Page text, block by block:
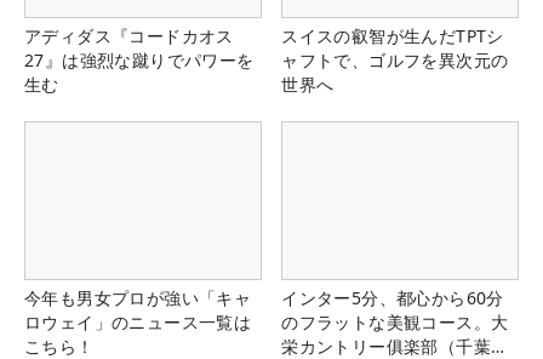
アディダス『コードカオス
27』は強烈な蹴りでパワーを
生む
スイスの叡智が生んだTPTシ
ャフトで、ゴルフを異次元の
世界へ
今年も男女プロが強い「キャ
ロウェイ」のニュース一覧は
こちら！
インター5分、都心から60分
のフラットな美観コース。大
栄カントリー俱楽部（千葉